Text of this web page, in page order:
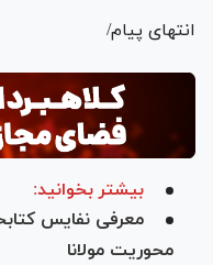
انتهای پیام/
بیشتر بخوانید:
معرفی نفایس
محوریت مولانا